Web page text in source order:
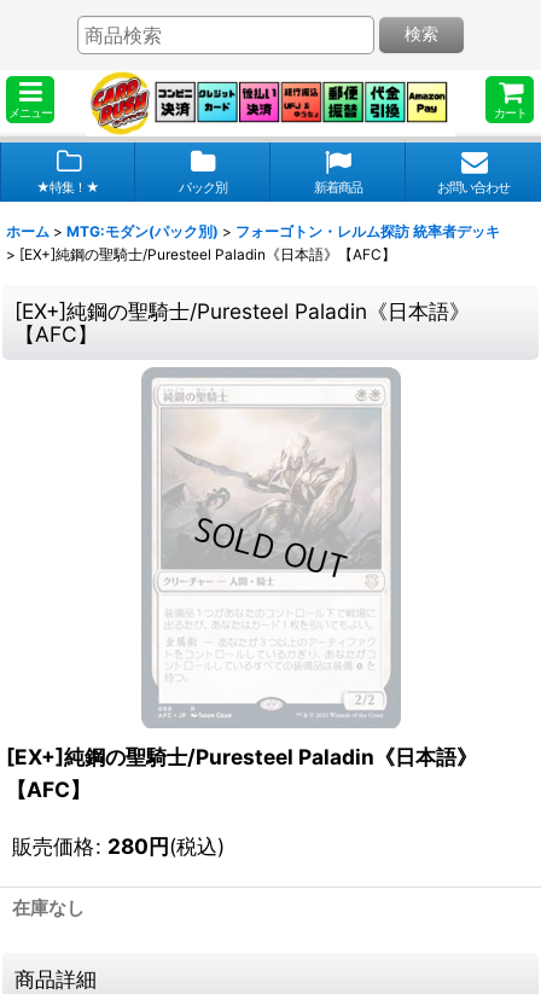
メニュー カート
検索
★特集！★ パック別 新着商品 お問い合わせ
ホーム > MTG:モダン(パック別) > フォーゴトン・レルム探訪 統率者デッキ
> [EX+]純鋼の聖騎士/Puresteel Paladin《日本語》【AFC】
[EX+]純鋼の聖騎士/Puresteel Paladin《日本語》
【AFC】
[EX+]純鋼の聖騎士/Puresteel Paladin《日本語》
【AFC】
販売価格: 280円(税込)
在庫なし
商品詳細